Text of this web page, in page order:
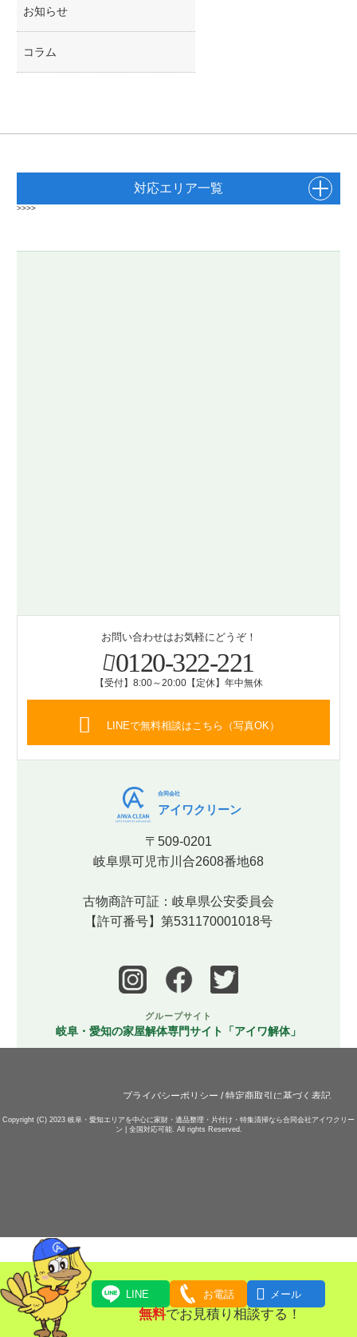
お知らせ
コラム
対応エリア一覧
>>>>
お問い合わせはお気軽にどうぞ！
0120-322-221
【受付】8:00～20:00【定休】年中無休
LINEで無料相談はこちら（写真OK）
合同会社
アイワクリーン
〒509-0201
岐阜県可児市川合2608番地68
古物商許可証：岐阜県公安委員会
【許可番号】第531170001018号
グループサイト
岐阜・愛知の家屋解体専門サイト「アイワ解体」
プライバシーポリシー /特定商取引に基づく表記
Copyright (C) 2023 岐阜・愛知エリアを中心に家財・遺品整理・片付け・特集清掃なら合同会社アイワクリー
ン | 全国対応可能. All rights Reserved.
LINE お電話  メール
無料でお見積り相談する！